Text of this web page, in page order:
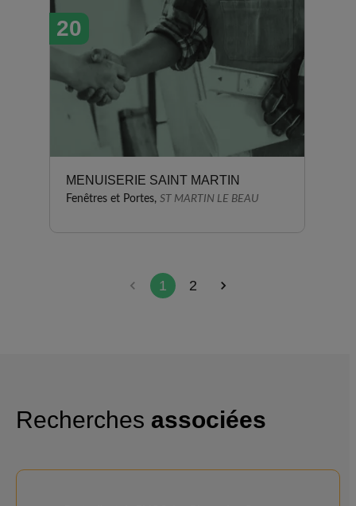
20
MENUISERIE SAINT MARTIN
Fenêtres et Portes, ST MARTIN LE BEAU
1 2
Recherches associées